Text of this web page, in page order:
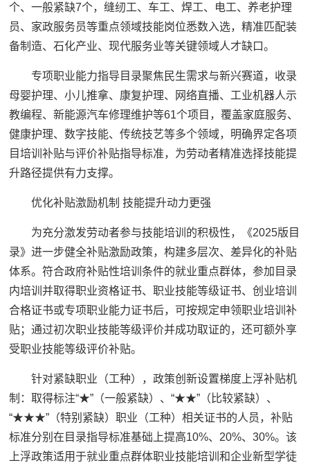
个、一般紧缺7个，缝纫工、车工、焊工、电工、养老护理
员、家政服务员等重点领域技能岗位悉数入选，精准匹配装
备制造、石化产业、现代服务业等关键领域人才缺口。
专项职业能力指导目录聚焦民生需求与新兴赛道，收录
母婴护理、小儿推拿、康复护理、网络直播、工业机器人示
教编程、新能源汽车修理维护等61个项目，覆盖家庭服务、
健康护理、数字技能、传统技艺等多个领域，明确界定各项
目培训补贴与评价补贴指导标准，为劳动者精准选择技能提
升路径提供有力支撑。
优化补贴激励机制 技能提升动力更强
为充分激发劳动者参与技能培训的积极性，《2025版目
录》进一步健全补贴激励政策，构建多层次、差异化的补贴
体系。符合政府补贴性培训条件的就业重点群体，参加目录
内培训并取得职业资格证书、职业技能等级证书、创业培训
合格证书或专项职业能力证书后，可按规定申领职业培训补
贴；通过初次职业技能等级评价并成功取证的，还可额外享
受职业技能等级评价补贴。
针对紧缺职业（工种），政策创新设置梯度上浮补贴机
制：取得标注“★”（一般紧缺）、“★★”（比较紧缺）、
“★★★”（特别紧缺）职业（工种）相关证书的人员，补贴
标准分别在目录指导标准基础上提高10%、20%、30%。该
上浮政策适用于就业重点群体职业技能培训和企业新型学徒